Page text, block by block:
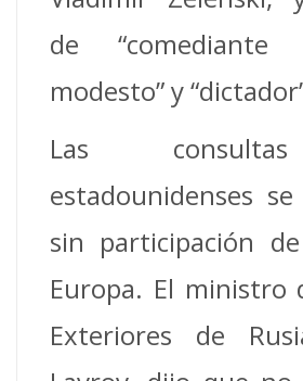
de
modesto” y
Las
estadounidenses
sin participación
Europa. El ministro
Exteriores de